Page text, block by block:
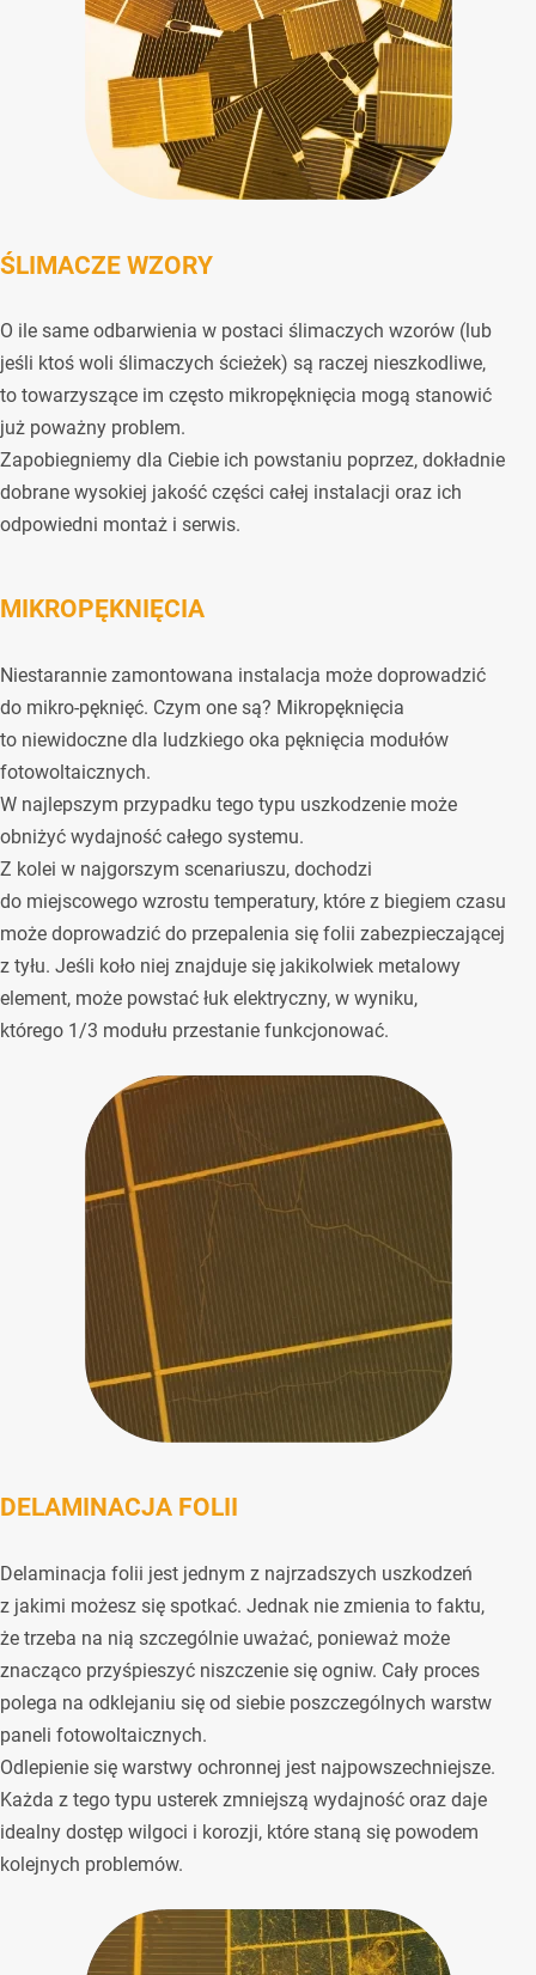
ŚLIMACZE WZORY
O ile same odbarwienia w postaci ślimaczych wzorów (lub
jeśli ktoś woli ślimaczych ścieżek) są raczej nieszkodliwe,
to towarzyszące im często mikropęknięcia mogą stanowić
już poważny problem.
Zapobiegniemy dla Ciebie ich powstaniu poprzez, dokładnie
dobrane wysokiej jakość części całej instalacji oraz ich
odpowiedni montaż i serwis.
MIKROPĘKNIĘCIA
Niestarannie zamontowana instalacja może doprowadzić
do mikro-pęknięć. Czym one są? Mikropęknięcia
to niewidoczne dla ludzkiego oka pęknięcia modułów
fotowoltaicznych.
W najlepszym przypadku tego typu uszkodzenie może
obniżyć wydajność całego systemu.
Z kolei w najgorszym scenariuszu, dochodzi
do miejscowego wzrostu temperatury, które z biegiem czasu
może doprowadzić do przepalenia się folii zabezpieczającej
z tyłu. Jeśli koło niej znajduje się jakikolwiek metalowy
element, może powstać łuk elektryczny, w wyniku,
którego 1/3 modułu przestanie funkcjonować.
DELAMINACJA FOLII
Delaminacja folii jest jednym z najrzadszych uszkodzeń
z jakimi możesz się spotkać. Jednak nie zmienia to faktu,
że trzeba na nią szczególnie uważać, ponieważ może
znacząco przyśpieszyć niszczenie się ogniw. Cały proces
polega na odklejaniu się od siebie poszczególnych warstw
paneli fotowoltaicznych.
Odlepienie się warstwy ochronnej jest najpowszechniejsze.
Każda z tego typu usterek zmniejszą wydajność oraz daje
idealny dostęp wilgoci i korozji, które staną się powodem
kolejnych problemów.